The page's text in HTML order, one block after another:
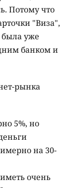
Потому что
"Виза",
была уже
банком и
рынка
5%, но
на 30-
очень